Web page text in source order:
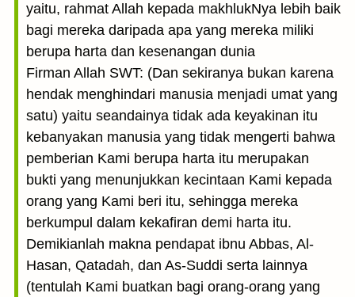
yaitu, rahmat Allah kepada makhlukNya lebih baik
bagi mereka daripada apa yang mereka miliki
berupa harta dan kesenangan dunia
Firman Allah SWT: (Dan sekiranya bukan karena
hendak menghindari manusia menjadi umat yang
satu) yaitu seandainya tidak ada keyakinan itu
kebanyakan manusia yang tidak mengerti bahwa
pemberian Kami berupa harta itu merupakan
bukti yang menunjukkan kecintaan Kami kepada
orang yang Kami beri itu, sehingga mereka
berkumpul dalam kekafiran demi harta itu.
Demikianlah makna pendapat ibnu Abbas, Al-
Hasan, Qatadah, dan As-Suddi serta lainnya
(tentulah Kami buatkan bagi orang-orang yang